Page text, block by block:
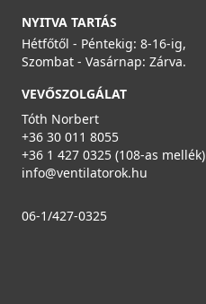
NYITVA TARTÁS
Hétfőtől - Péntekig: 8-16-ig,
Szombat - Vasárnap: Zárva.
VEVŐSZOLGÁLAT
Tóth Norbert
+36 30 011 8055
+36 1 427 0325 (108-as mellék)
info@ventilatorok.hu
06-1/427-0325